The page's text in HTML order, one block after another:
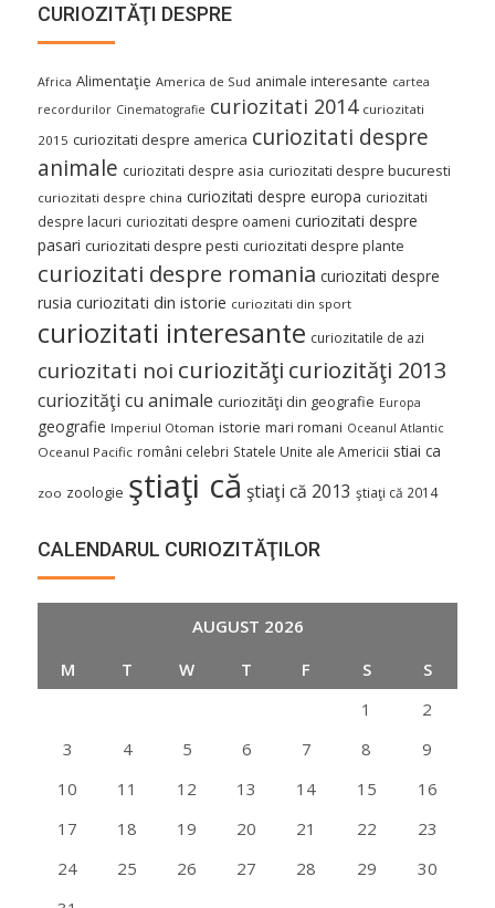
CURIOZITĂŢI DESPRE
Africa Alimentaţie America de Sud animale interesante cartea
recordurilor Cinematografie curiozitati 2014 curiozitati
2015 curiozitati despre america curiozitati despre
animale curiozitati despre asia curiozitati despre bucuresti
curiozitati despre china curiozitati despre europa curiozitati
despre lacuri curiozitati despre oameni curiozitati despre
pasari curiozitati despre pesti curiozitati despre plante
curiozitati despre romania curiozitati despre
rusia curiozitati din istorie curiozitati din sport
curiozitati interesante curiozitatile de azi
curiozitati noi curiozităţi curiozităţi 2013
curiozităţi cu animale curiozităţi din geografie Europa
geografie Imperiul Otoman istorie mari romani Oceanul Atlantic
Oceanul Pacific români celebri Statele Unite ale Americii stiai ca
zoo zoologie ştiaţi că ştiaţi că 2013 ştiaţi că 2014
CALENDARUL CURIOZITĂŢILOR
AUGUST 2026
M
T W T F S
S
1
2
3
4 5 6 7 8
9
10
11 12 13 14 15
16
17
18 19 20 21 22
23
24
25 26 27 28 29
30